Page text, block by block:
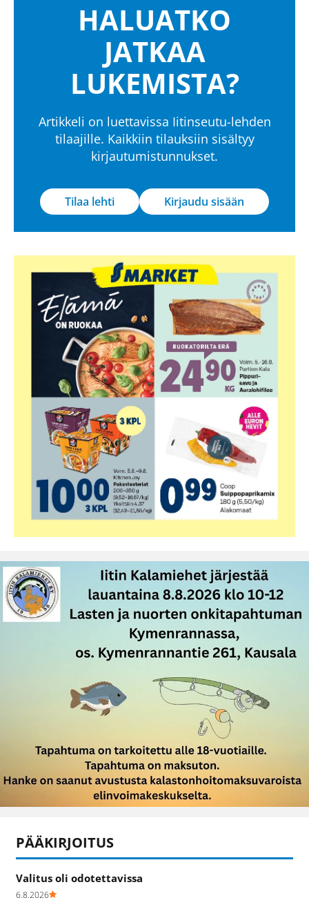
HALUATKO
JATKAA
LUKEMISTA?
Artikkeli on luettavissa Iitinseutu-lehden
tilaajille. Kaikkiin tilauksiin sisältyy
kirjautumistunnukset.
Tilaa lehti Kirjaudu sisään
PÄÄKIRJOITUS
Valitus oli odotettavissa
6.8.2026